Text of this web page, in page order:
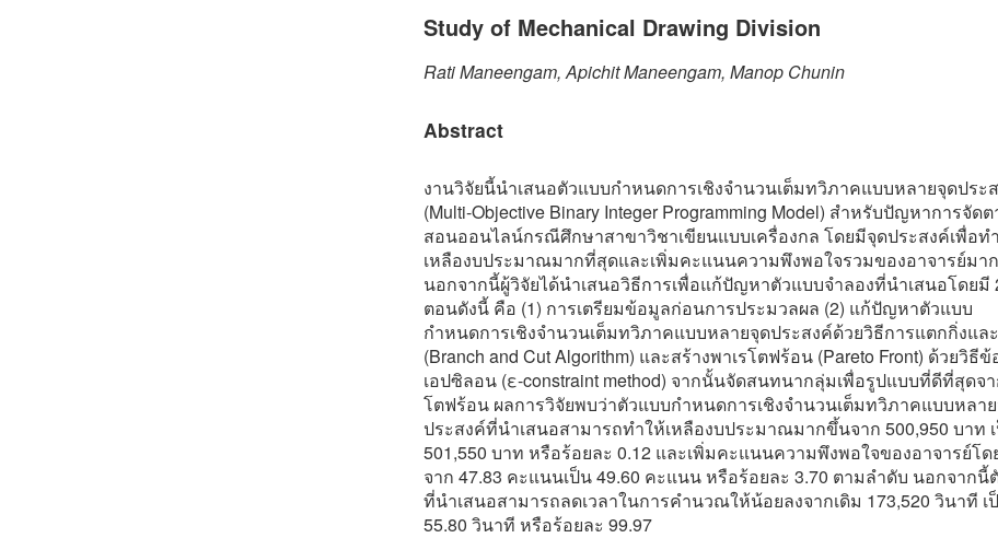
Study of Mechanical Drawing Division
Rati Maneengam, Apichit Maneengam, Manop Chunin
Abstract
งานวิจัยนี้นำเสนอตัวแบบกำหนดการเชิงจำนวนเต็มทวิภาคแบบหลายจุดประ
(Multi-Objective Binary Integer Programming Model) สำหรับปัญหาการจัดต
สอนออนไลน์กรณีศึกษาสาขาวิชาเขียนแบบเครื่องกล โดยมีจุดประสงค์เพื่อท
เหลืองบประมาณมากที่สุดและเพิ่มคะแนนความพึงพอใจรวมของอาจารย์มา
นอกจากนี้ผู้วิจัยได้นำเสนอวิธีการเพื่อแก้ปัญหาตัวแบบจำลองที่นำเสนอโดยมี
ตอนดังนี้ คือ (1) การเตรียมข้อมูลก่อนการประมวลผล (2) แก้ปัญหาตัวแบบ
กำหนดการเชิงจำนวนเต็มทวิภาคแบบหลายจุดประสงค์ด้วยวิธีการแตกกิ่งแล
(Branch and Cut Algorithm) และสร้างพาเรโตฟร้อน (Pareto Front) ด้วยวิธี
เอปซิลอน (ε-constraint method) จากนั้นจัดสนทนากลุ่มเพื่อรูปแบบที่ดีที่สุดจา
โตฟร้อน ผลการวิจัยพบว่าตัวแบบกำหนดการเชิงจำนวนเต็มทวิภาคแบบหลา
ประสงค์ที่นำเสนอสามารถทำให้เหลืองบประมาณมากขึ้นจาก 500,950 บาท
501,550 บาท หรือร้อยละ 0.12 และเพิ่มคะแนนความพึงพอใจของอาจารย์โด
จาก 47.83 คะแนนเป็น 49.60 คะแนน หรือร้อยละ 3.70 ตามลำดับ นอกจากนี้
ที่นำเสนอสามารถลดเวลาในการคำนวณให้น้อยลงจากเดิม 173,520 วินาที เ
55.80 วินาที หรือร้อยละ 99.97